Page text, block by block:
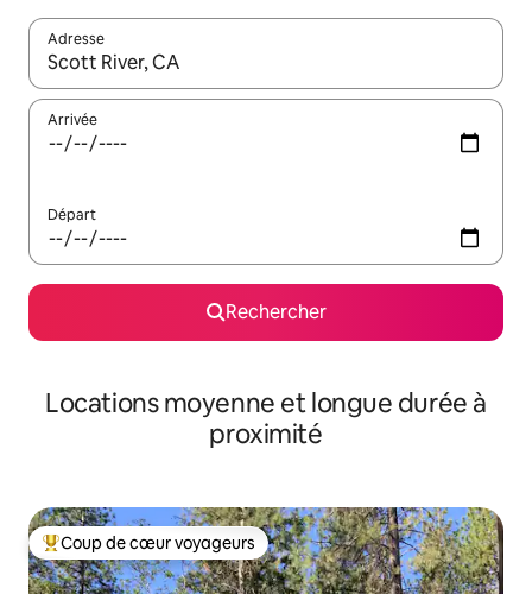
Adresse
Lorsque les résultats s'affichent, utilisez les flèches vers le
Arrivée
Départ
Rechercher
Locations moyenne et longue durée à
proximité
Coups de cœur voyageurs les plus appréciés
Coup de cœur voyageurs